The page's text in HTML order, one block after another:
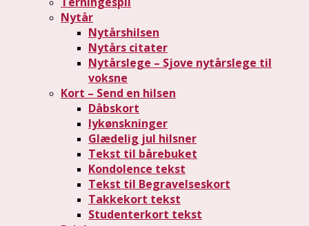
Nytår
Nytårshilsen
Nytårs citater
Nytårslege – Sjove nytårslege til
voksne
Kort – Send en hilsen
Dåbskort
lykønskninger
Glædelig jul hilsner
Tekst til bårebuket
Kondolence tekst
Tekst til Begravelseskort
Takkekort tekst
Studenterkort tekst